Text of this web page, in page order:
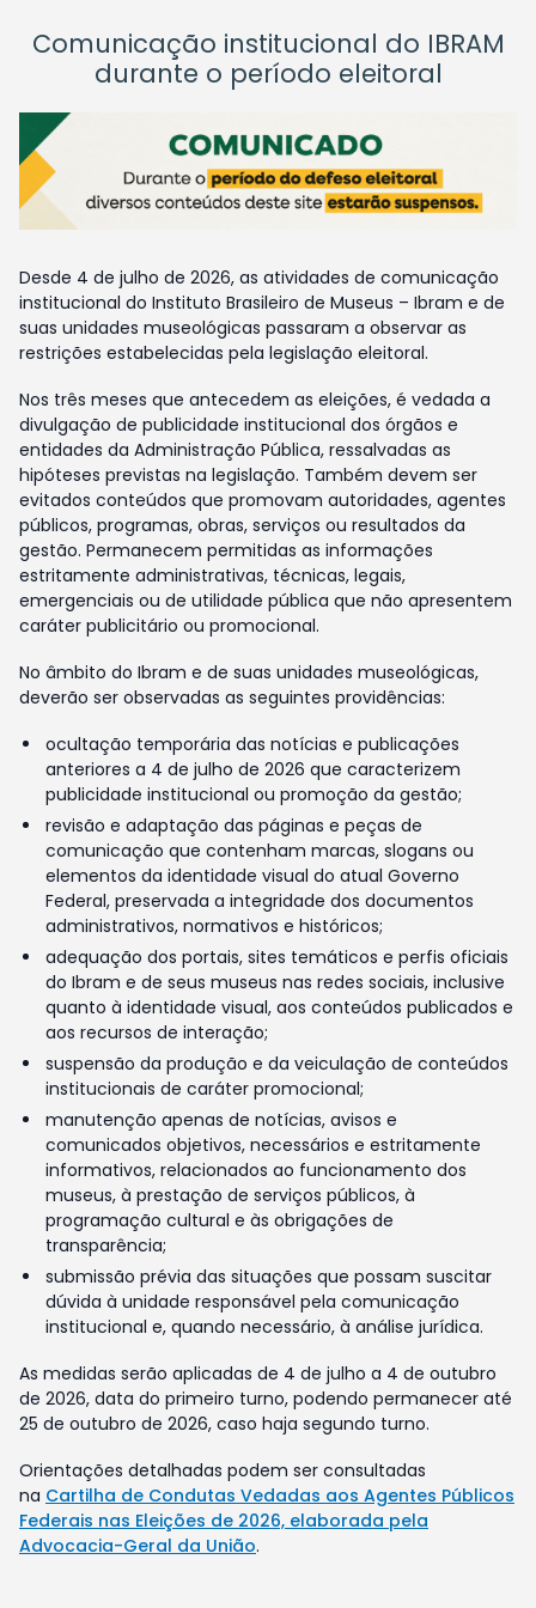
Comunicação institucional do IBRAM
durante o período eleitoral
Desde 4 de julho de 2026, as atividades de comunicação
institucional do Instituto Brasileiro de Museus – Ibram e de
suas unidades museológicas passaram a observar as
restrições estabelecidas pela legislação eleitoral.
Nos três meses que antecedem as eleições, é vedada a
divulgação de publicidade institucional dos órgãos e
entidades da Administração Pública, ressalvadas as
hipóteses previstas na legislação. Também devem ser
evitados conteúdos que promovam autoridades, agentes
públicos, programas, obras, serviços ou resultados da
gestão. Permanecem permitidas as informações
estritamente administrativas, técnicas, legais,
emergenciais ou de utilidade pública que não apresentem
caráter publicitário ou promocional.
No âmbito do Ibram e de suas unidades museológicas,
deverão ser observadas as seguintes providências:
ocultação temporária das notícias e publicações
anteriores a 4 de julho de 2026 que caracterizem
publicidade institucional ou promoção da gestão;
revisão e adaptação das páginas e peças de
comunicação que contenham marcas, slogans ou
elementos da identidade visual do atual Governo
Federal, preservada a integridade dos documentos
administrativos, normativos e históricos;
adequação dos portais, sites temáticos e perfis oficiais
do Ibram e de seus museus nas redes sociais, inclusive
quanto à identidade visual, aos conteúdos publicados e
aos recursos de interação;
suspensão da produção e da veiculação de conteúdos
institucionais de caráter promocional;
manutenção apenas de notícias, avisos e
comunicados objetivos, necessários e estritamente
informativos, relacionados ao funcionamento dos
museus, à prestação de serviços públicos, à
programação cultural e às obrigações de
transparência;
submissão prévia das situações que possam suscitar
dúvida à unidade responsável pela comunicação
institucional e, quando necessário, à análise jurídica.
As medidas serão aplicadas de 4 de julho a 4 de outubro
de 2026, data do primeiro turno, podendo permanecer até
25 de outubro de 2026, caso haja segundo turno.
Orientações detalhadas podem ser consultadas
na Cartilha de Condutas Vedadas aos Agentes Públicos
Federais nas Eleições de 2026, elaborada pela
Advocacia-Geral da União.